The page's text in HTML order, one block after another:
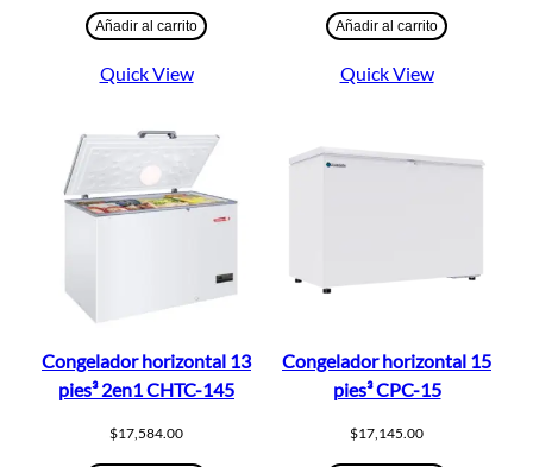
Añadir al carrito
Quick View
Añadir al carrito
Quick View
Congelador horizontal 13
pies³ 2en1 CHTC-145
$17,584.00
Congelador horizontal 15
pies³ CPC-15
$17,145.00